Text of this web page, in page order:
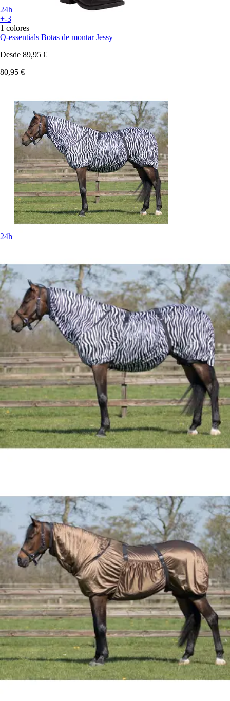
24h
+-3
1 colores
Q-essentials Botas de montar Jessy
Desde 89,95 €
80,95 €
24h